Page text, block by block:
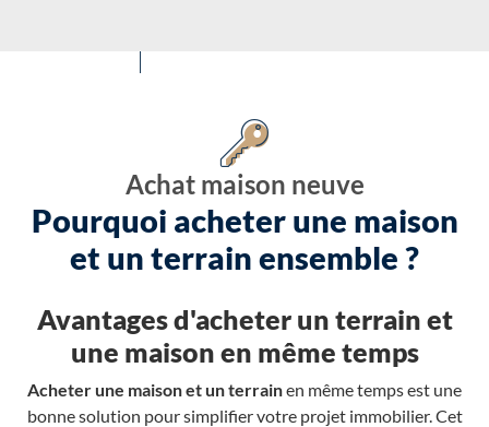
Achat maison neuve
Pourquoi acheter une maison
et un terrain ensemble ?
Avantages d'acheter un terrain et
une maison en même temps
Acheter une maison et un terrainen même temps est une
bonne solution pour simplifier votre projet immobilier. Cet